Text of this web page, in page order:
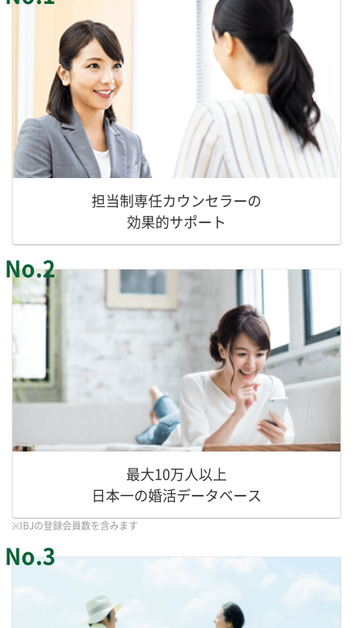
担当制専任カウンセラーの
効果的サポート
No.2
最大10万人以上
日本一の婚活データベース
※IBJの登録会員数を含みます
No.3